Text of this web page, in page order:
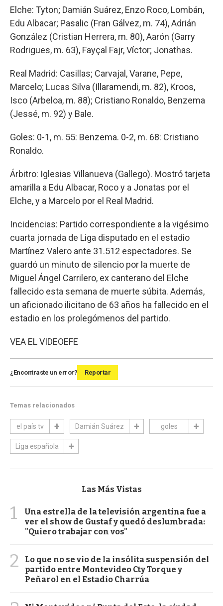
Elche: Tyton; Damián Suárez, Enzo Roco, Lombán,
Edu Albacar; Pasalic (Fran Gálvez, m. 74), Adrián
González (Cristian Herrera, m. 80), Aarón (Garry
Rodrigues, m. 63), Fayçal Fajr, Víctor; Jonathas.
Real Madrid: Casillas; Carvajal, Varane, Pepe,
Marcelo; Lucas Silva (Illaramendi, m. 82), Kroos,
Isco (Arbeloa, m. 88); Cristiano Ronaldo, Benzema
(Jessé, m. 92) y Bale.
Goles: 0-1, m. 55: Benzema. 0-2, m. 68: Cristiano
Ronaldo.
Árbitro: Iglesias Villanueva (Gallego). Mostró tarjeta
amarilla a Edu Albacar, Roco y a Jonatas por el
Elche, y a Marcelo por el Real Madrid.
Incidencias: Partido correspondiente a la vigésimo
cuarta jornada de Liga disputado en el estadio
Martínez Valero ante 31.512 espectadores. Se
guardó un minuto de silencio por la muerte de
Miguel Ángel Carrilero, ex canterano del Elche
fallecido esta semana de muerte súbita. Además,
un aficionado ilicitano de 63 años ha fallecido en el
estadio en los prolegómenos del partido.
VEA EL VIDEOEFE
¿Encontraste un error? Reportar
Temas relacionados
el país tv Damián Suárez goles
Liga española
Las Más Vistas
1
Una estrella de la televisión argentina fue a
ver el show de Gustaf y quedó deslumbrada:
"Quiero trabajar con vos"
2
Lo que no se vio de la insólita suspensión del
partido entre Montevideo Cty Torque y
Peñarol en el Estadio Charrúa